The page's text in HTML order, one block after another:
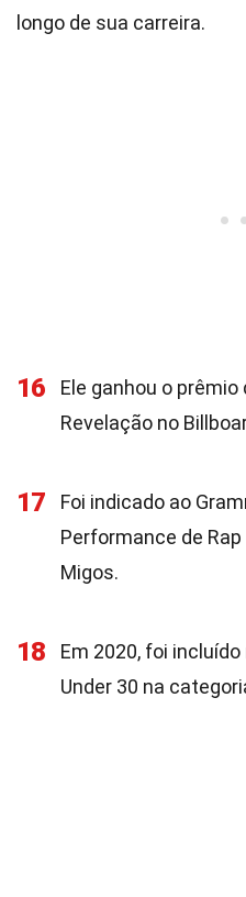
longo de sua carreira.
16
Ele ganhou o
Revelação no
17
Foi indicado ao
Performance de
Migos.
18
Em 2020, foi
Under 30 na